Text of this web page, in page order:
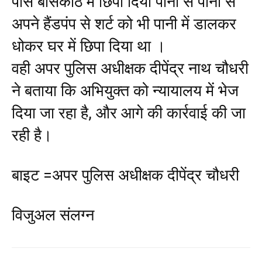
अपने हैंडपंप से शर्ट को भी पानी में डालकर
धोकर घर में छिपा दिया था ।
वही अपर पुलिस अधीक्षक दीपेंद्र नाथ चौधरी
ने बताया कि अभियुक्त को न्यायालय में भेज
दिया जा रहा है, और आगे की कार्रवाई की जा
रही है।
बाइट =अपर पुलिस अधीक्षक दीपेंद्र चौधरी
विजुअल संलग्न